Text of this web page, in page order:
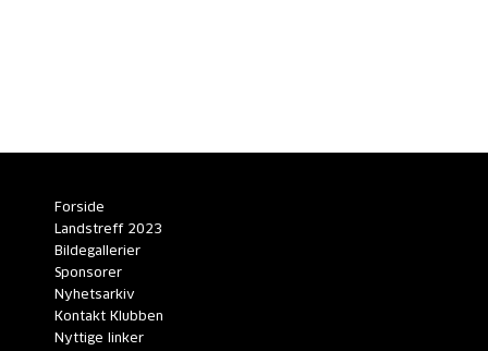
Forside
Landstreff 2023
Bildegallerier
Sponsorer
Nyhetsarkiv
Kontakt Klubben
Nyttige linker